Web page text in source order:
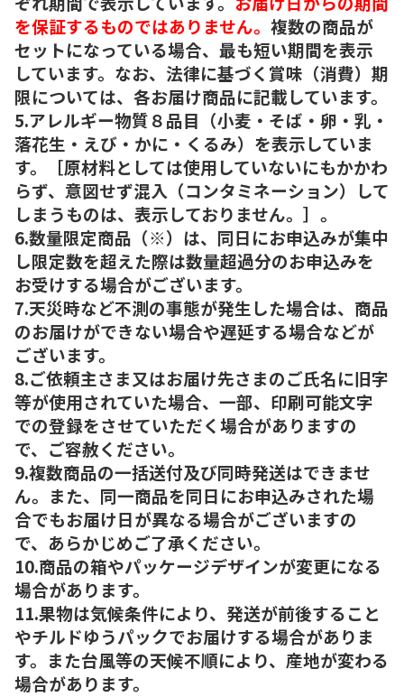
を保証するものではありません。 複数の商品が
セットになっている場合、最も短い期間を表示
しています。なお、法律に基づく賞味（消費）期
限については、各お届け商品に記載しています。
5.アレルギー物質８品目（小麦・そば・卵・乳・
落花生・えび・かに・くるみ）を表示していま
す。［原材料としては使用していないにもかかわ
らず、意図せず混入（コンタミネーション）して
しまうものは、表示しておりません。］。
6.数量限定商品（※）は、同日にお申込みが集中
し限定数を超えた際は数量超過分のお申込みを
お受けする場合がございます。
7.天災時など不測の事態が発生した場合は、商品
のお届けができない場合や遅延する場合などが
ございます。
8.ご依頼主さま又はお届け先さまのご氏名に旧字
等が使用されていた場合、一部、印刷可能文字
での登録をさせていただく場合がありますの
で、ご容赦ください。
9.複数商品の一括送付及び同時発送はできませ
ん。また、同一商品を同日にお申込みされた場
合でもお届け日が異なる場合がございますの
で、あらかじめご了承ください。
10.商品の箱やパッケージデザインが変更になる
場合があります。
11.果物は気候条件により、発送が前後すること
やチルドゆうパックでお届けする場合がありま
す。また台風等の天候不順により、産地が変わる
場合があります。